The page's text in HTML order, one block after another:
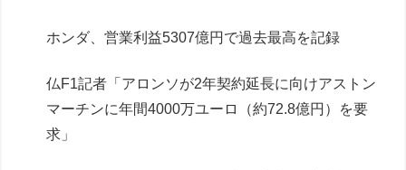
ホンダ、営業利益5307億円で過去最高を記録
仏F1記者「アロンソが2年契約延長に向けアストン
マーチンに年間4000万ユーロ（約72.8億円）を要
求」